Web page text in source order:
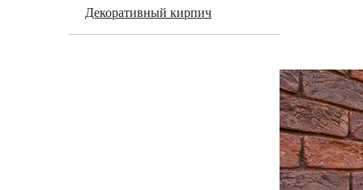
Декоративный кирпич